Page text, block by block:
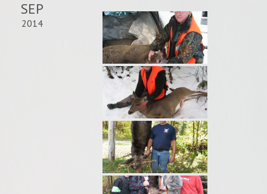
SEP
2014